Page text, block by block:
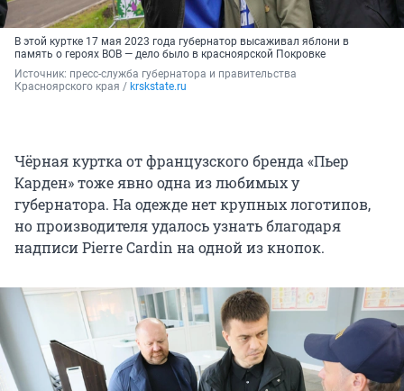
В этой куртке 17 мая 2023 года губернатор высаживал яблони в
память о героях ВОВ — дело было в красноярской Покровке
Источник: пресс-служба губернатора и правительства
Красноярского края / krskstate.ru
Чёрная куртка от французского бренда «Пьер
Карден» тоже явно одна из любимых у
губернатора. На одежде нет крупных логотипов,
но производителя удалось узнать благодаря
надписи Pierre Cardin на одной из кнопок.